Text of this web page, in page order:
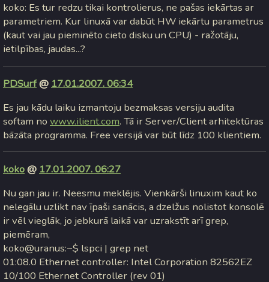
koko: Es tur redzu tikai kontrolierus, ne pašas iekārtas ar
parametriem. Kur linuxā var dabūt HW iekārtu parametrus
(kaut vai jau pieminēto cieto disku un CPU) - ražotāju,
ietilpības, jaudas...?
PDSurf@ 17.01.2007. 06:34
Es jau kādu laiku izmantoju bezmaksas versiju audita
softam no www.ilient.com. Tā ir Server/Client arhitektūras
bāzāta programma. Free versijā var būt līdz 100 klientiem.
koko@ 17.01.2007. 06:27
Nu gan jau ir. Neesmu meklējis. Vienkārši linuxim kaut ko
nelegālu uzlikt nav īpaši sanācis, a dzelžus nolistot konsolē
ir vēl vieglāk, jo jebkurā laikā var uzrakstīt arī grep,
piemēram,
koko@uranus:~$ lspci | grep net
01:08.0 Ethernet controller: Intel Corporation 82562EZ
10/100 Ethernet Controller (rev 01)